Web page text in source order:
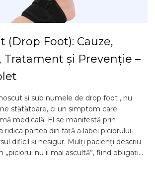
(Drop Foot): Cauze,
și Prevenție –
și sub numele de drop foot , nu
stătătoare, ci un simptom care
medicală. El se manifestă prin
ridica partea din față a labei piciorului,
dificil și nesigur. Mulți pacienți descriu
„piciorul nu îi mai ascultă”, fiind obligați...